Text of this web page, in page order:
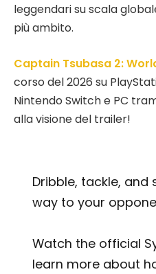
leggendari su scala
più ambito.
Captain Tsubasa 2:
corso del 2026 su
Nintendo Switch e PC
alla visione del trailer!
Dribble, tackle, and
way to your
Watch the official
learn more about